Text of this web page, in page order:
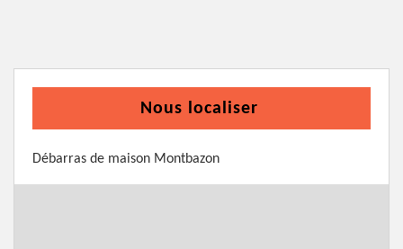
Nous localiser
Débarras de maison Montbazon